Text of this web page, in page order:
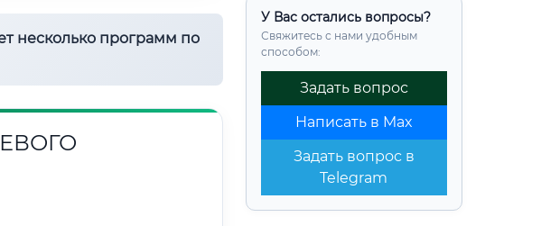
У Вас остались вопросы?
Свяжитесь с нами удобным
способом:
Задать вопрос
Написать в Max
Задать вопрос в
Telegram
несколько программ по